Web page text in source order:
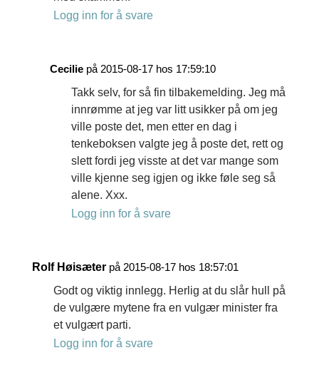
Logg inn for å svare
Cecilie på 2015-08-17 hos 17:59:10
Takk selv, for så fin tilbakemelding. Jeg må
innrømme at jeg var litt usikker på om jeg
ville poste det, men etter en dag i
tenkeboksen valgte jeg å poste det, rett og
slett fordi jeg visste at det var mange som
ville kjenne seg igjen og ikke føle seg så
alene. Xxx.
Logg inn for å svare
Rolf Høisæter på 2015-08-17 hos 18:57:01
Godt og viktig innlegg. Herlig at du slår hull på
de vulgære mytene fra en vulgær minister fra
et vulgært parti.
Logg inn for å svare